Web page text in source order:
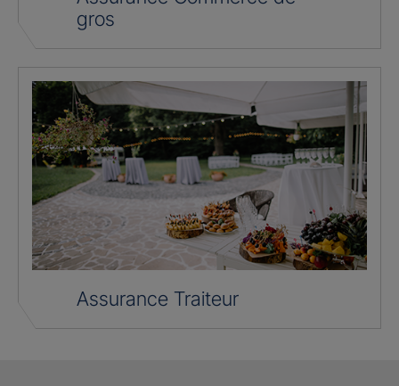
gros
Assurance Traiteur